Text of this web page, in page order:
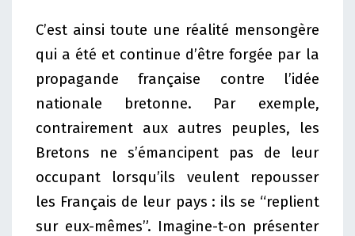
C’est ainsi toute une réalité mensongère
qui a été et continue d’être forgée par la
propagande française contre l’idée
nationale bretonne. Par exemple,
contrairement aux autres peuples, les
Bretons ne s’émancipent pas de leur
occupant lorsqu’ils veulent repousser
les Français de leur pays : ils se “replient
sur eux-mêmes”. Imagine-t-on présenter